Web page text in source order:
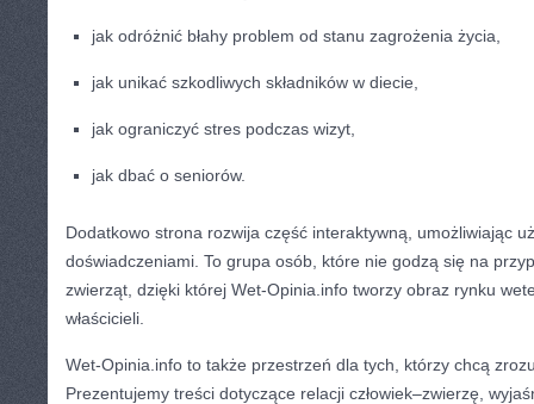
jak odróżnić błahy problem od stanu zagrożenia życia,
jak unikać szkodliwych składników w diecie,
jak ograniczyć stres podczas wizyt,
jak dbać o seniorów.
Dodatkowo strona rozwija część interaktywną, umożliwiając
doświadczeniami. To grupa osób, które nie godzą się na
zwierząt, dzięki której Wet-Opinia.info tworzy obraz rynku
właścicieli.
Wet-Opinia.info to także przestrzeń dla tych, którzy chcą
Prezentujemy treści dotyczące relacji człowiek–zwierzę,